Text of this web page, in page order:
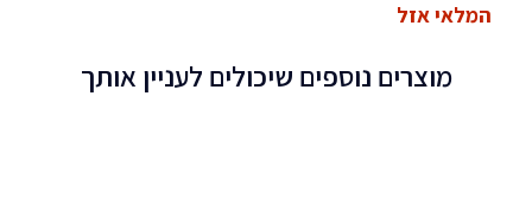
המלאי אזל
מוצרים נוספים שיכולים לעניין אותך